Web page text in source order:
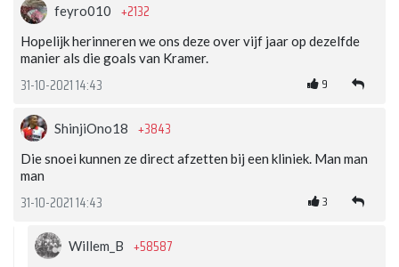
feyro010 +2132
Hopelijk herinneren we ons deze over vijf jaar op dezelfde
manier als die goals van Kramer.
31-10-2021 14:43 9
ShinjiOno18 +3843
Die snoei kunnen ze direct afzetten bij een kliniek. Man man
man
31-10-2021 14:43 3
Willem_B +58587